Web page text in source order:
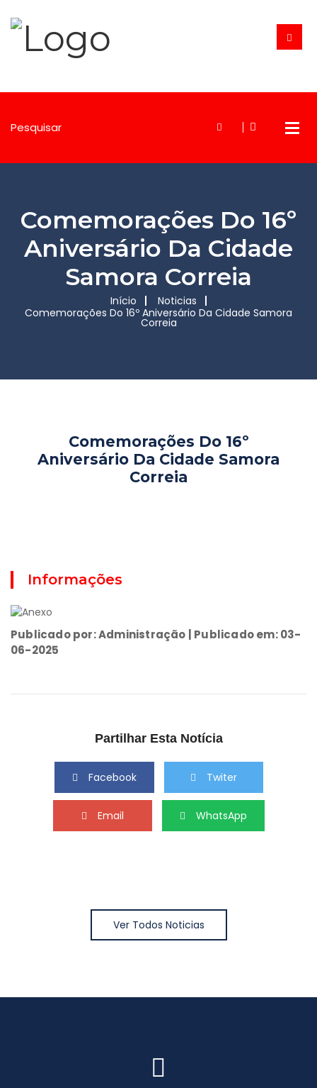
Comemorações Do 16º
Aniversário Da Cidade
Samora Correia
Início
Noticias
Comemorações Do 16º Aniversário Da Cidade Samora
Correia
Comemorações Do 16º
Aniversário Da Cidade Samora
Correia
Informações
Publicado por: Administração | Publicado em: 03-
06-2025
Partilhar Esta Notícia
Facebook Twiter
Email WhatsApp
Ver Todos Noticias